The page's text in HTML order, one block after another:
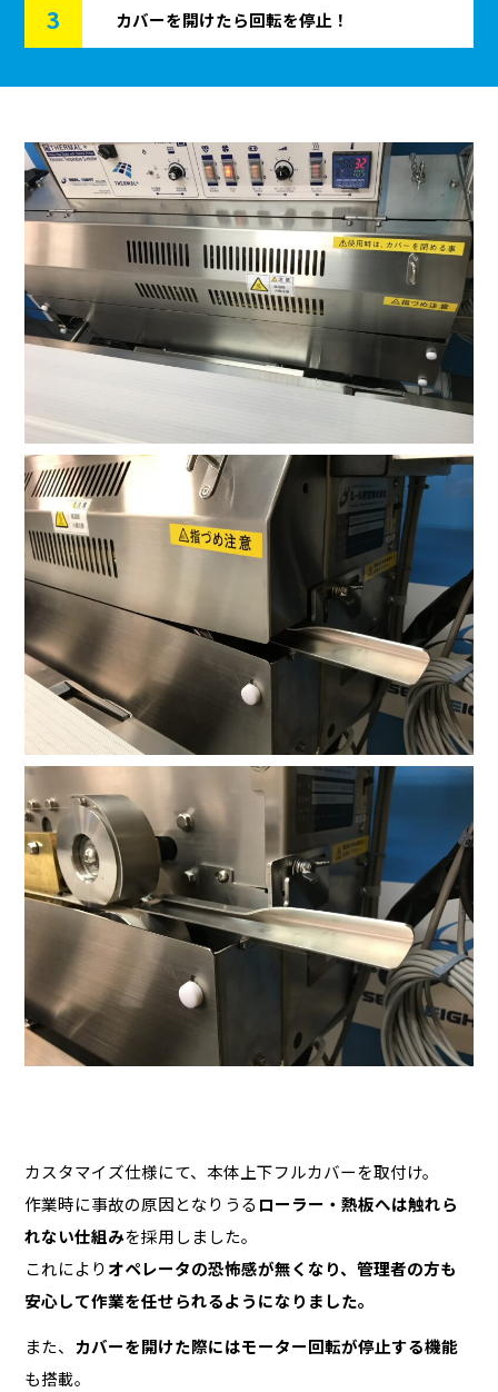
3 カバーを開けたら回転を停止！
カスタマイズ仕様にて、本体上下フルカバーを取付け。
作業時に事故の原因となりうるローラー・熱板へは触れら
れない仕組みを採用しました。
これによりオペレータの恐怖感が無くなり、管理者の方も
安心して作業を任せられるようになりました。
また、 カバーを開けた際にはモーター回転が停止する機能
も搭載。